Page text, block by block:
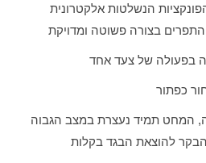
הנשלטות אלקטרונית
בצורה פשוטה ומדויקת
בפעולה של צעד אחד
המחט תמיד נעצרת במצב הגבוה
להוצאת הבגד בקלות